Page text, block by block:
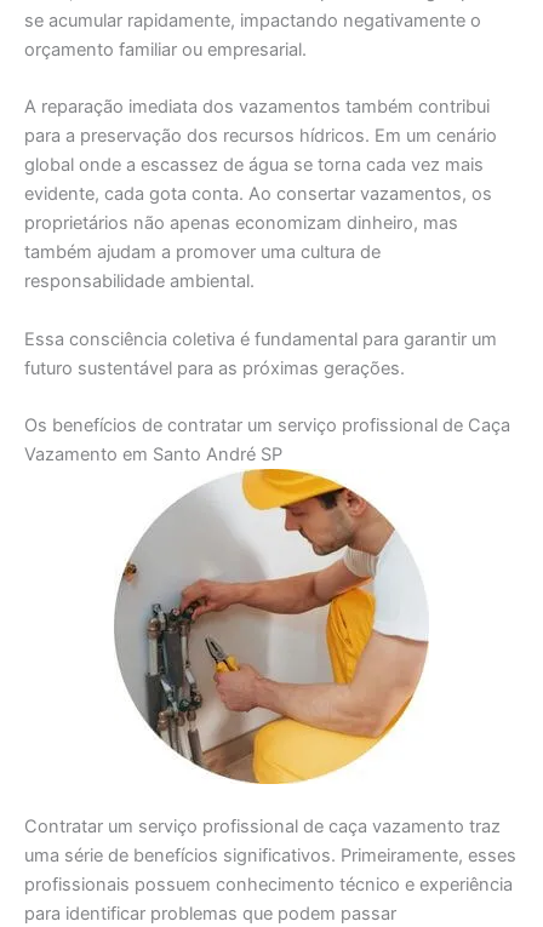
se acumular rapidamente, impactando negativamente o
orçamento familiar ou empresarial.
A reparação imediata dos vazamentos também contribui
para a preservação dos recursos hídricos. Em um cenário
global onde a escassez de água se torna cada vez mais
evidente, cada gota conta. Ao consertar vazamentos, os
proprietários não apenas economizam dinheiro, mas
também ajudam a promover uma cultura de
responsabilidade ambiental.
Essa consciência coletiva é fundamental para garantir um
futuro sustentável para as próximas gerações.
Os benefícios de contratar um serviço profissional de Caça
Vazamento em Santo André SP
Contratar um serviço profissional de caça vazamento traz
uma série de benefícios significativos. Primeiramente, esses
profissionais possuem conhecimento técnico e experiência
para identificar problemas que podem passar